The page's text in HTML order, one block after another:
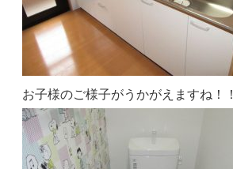
お子様のご様子がうかがえますね！！